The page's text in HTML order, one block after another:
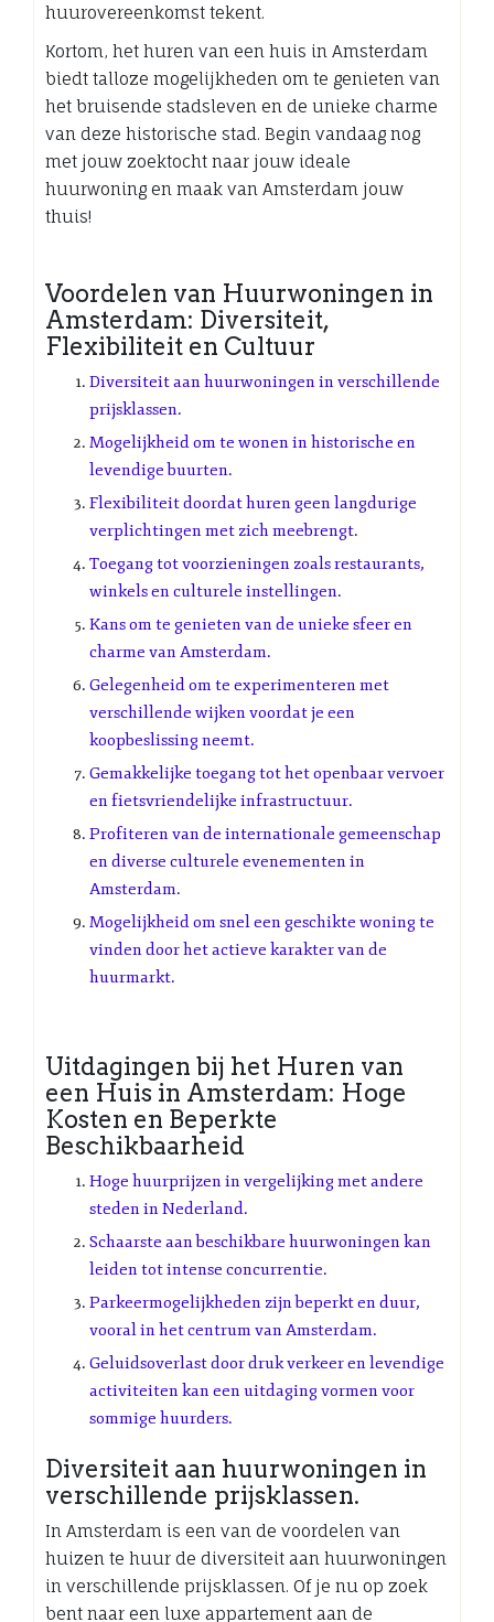
huurovereenkomst tekent.
Kortom, het huren van een huis in Amsterdam
biedt talloze mogelijkheden om te genieten van
het bruisende stadsleven en de unieke charme
van deze historische stad. Begin vandaag nog
met jouw zoektocht naar jouw ideale
huurwoning en maak van Amsterdam jouw
thuis!
Voordelen van Huurwoningen in
Amsterdam: Diversiteit,
Flexibiliteit en Cultuur
Diversiteit aan huurwoningen in verschillende
prijsklassen.
Mogelijkheid om te wonen in historische en
levendige buurten.
Flexibiliteit doordat huren geen langdurige
verplichtingen met zich meebrengt.
Toegang tot voorzieningen zoals restaurants,
winkels en culturele instellingen.
Kans om te genieten van de unieke sfeer en
charme van Amsterdam.
Gelegenheid om te experimenteren met
verschillende wijken voordat je een
koopbeslissing neemt.
Gemakkelijke toegang tot het openbaar vervoer
en fietsvriendelijke infrastructuur.
Profiteren van de internationale gemeenschap
en diverse culturele evenementen in
Amsterdam.
Mogelijkheid om snel een geschikte woning te
vinden door het actieve karakter van de
huurmarkt.
Uitdagingen bij het Huren van
een Huis in Amsterdam: Hoge
Kosten en Beperkte
Beschikbaarheid
Hoge huurprijzen in vergelijking met andere
steden in Nederland.
Schaarste aan beschikbare huurwoningen kan
leiden tot intense concurrentie.
Parkeermogelijkheden zijn beperkt en duur,
vooral in het centrum van Amsterdam.
Geluidsoverlast door druk verkeer en levendige
activiteiten kan een uitdaging vormen voor
sommige huurders.
Diversiteit aan huurwoningen in
verschillende prijsklassen.
In Amsterdam is een van de voordelen van
huizen te huur de diversiteit aan huurwoningen
in verschillende prijsklassen. Of je nu op zoek
bent naar een luxe appartement aan de